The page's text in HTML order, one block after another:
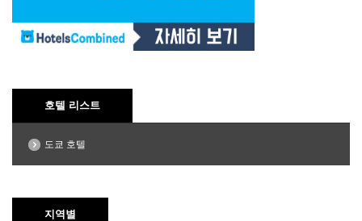
호텔 리스트
도쿄 호텔
지역별